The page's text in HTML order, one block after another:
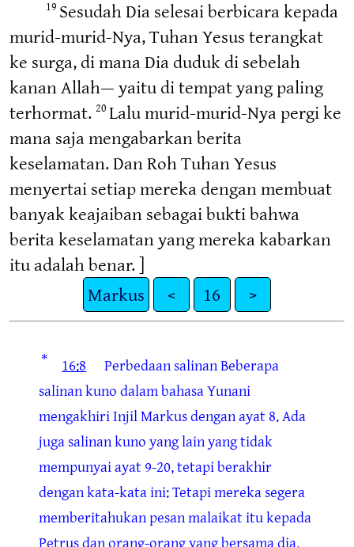
19 Sesudah Dia selesai berbicara kepada
murid-murid-Nya, Tuhan Yesus terangkat
ke surga, di mana Dia duduk di sebelah
kanan Allah— yaitu di tempat yang paling
terhormat. 20 Lalu murid-murid-Nya pergi ke
mana saja mengabarkan berita
keselamatan. Dan Roh Tuhan Yesus
menyertai setiap mereka dengan membuat
banyak keajaiban sebagai bukti bahwa
berita keselamatan yang mereka kabarkan
itu adalah benar. ]
Markus
< 16 >
* 16:8 Perbedaan salinanBeberapa
salinan kuno dalam bahasa Yunani
mengakhiri Injil Markus dengan ayat 8. Ada
juga salinan kuno yang lain yang tidak
mempunyai ayat 9-20, tetapi berakhir
dengan kata-kata ini: Tetapi mereka segera
memberitahukan pesan malaikat itu kepada
Petrus dan orang-orang yang bersama dia.